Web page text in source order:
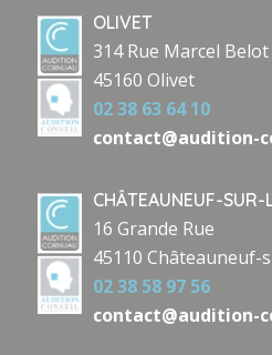
OLIVET
314 Rue Marcel Belot
45160 Olivet
02 38 63 64 10
contact@audition-
CHÂTEAUNEUF-SUR-
16 Grande Rue
45110 Châteauneuf-
02 38 58 97 56
contact@audition-